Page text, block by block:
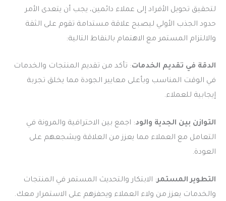
لتحقيق تحويل الأفراد إلى عملاء دائمين، يجب أن يتعدى الأمر
حدود الجذب الأولي ليصبح علاقة مستدامة تقوم على الثقة
والالتزام المستمر مع الاهتمام بالنقاط التالية:
الدقة في تقديم الخدمات: تأكد من تقديم المنتجات والخدمات
في الوقت المناسب وبأعلى معايير الجودة مما يخلق تجربة
إيجابية للعملاء.
التوازن بين الجدية والود: اجمع بين الاحترافية والمرونة في
التعامل مع العملاء مما يعزز من العلاقة ويشجعهم على
العودة.
التطوير المستمر: الابتكار والتحديث المستمر في المنتجات
والخدمات يعزز من ولاء العملاء ويحفزهم على الاستمرار معك.